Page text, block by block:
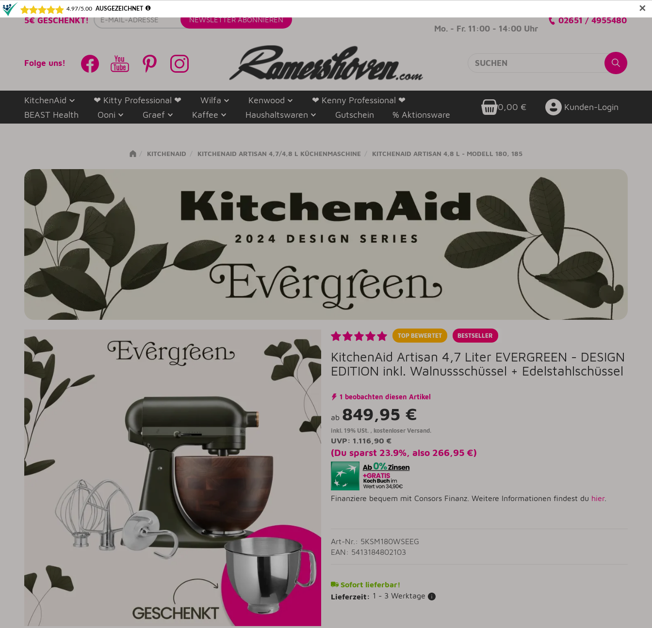
✕
5€ GESCHENKT! E-
Mail-
NEWSLETTER ABONNIEREN
Mo. - Fr. 11:00 - 14:00 Uhr
02651 / 4955480
Folge uns!
KitchenAid ❤ Kitty Professional ❤ Wilfa Kenwood
❤ Kenny Professional ❤
BEAST Health
Ooni Graef Kaffee Haushaltswaren Gutschein % Aktionsware
0,00 € Kunden-Login
KITCHENAID KITCHENAID ARTISAN 4,7/4,8 L KÜCHENMASCHINE KITCHENAID ARTISAN 4,8 L - MODELL 180, 185
TOP BEWERTET BESTSELLER
KitchenAid Artisan 4,7 Liter EVERGREEN - DESIGN
EDITION inkl. Walnussschüssel + Edelstahlschüssel
1 beobachten diesen Artikel
ab 849,95 €
inkl. 19% USt. , kostenloser Versand.
UVP: 1.116,90 €
(Du sparst 23.9% , also 266,95 €)
Finanziere bequem mit Consors Finanz. Weitere Informationen findest du hier.
Art-Nr.: 5KSM180WSEEG
EAN: 5413184802103
Sofort lieferbar!
Lieferzeit: 1 - 3 Werktage